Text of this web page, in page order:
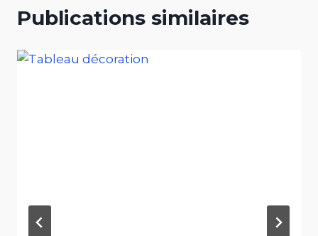
Publications similaires